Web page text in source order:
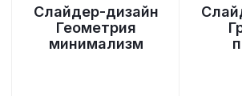
Слайдер-дизайн
Геометрия
минимализм